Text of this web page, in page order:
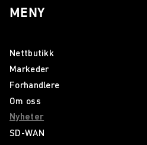
MENY
Nettbutikk
Markeder
Forhandlere
Om oss
Nyheter
SD-WAN